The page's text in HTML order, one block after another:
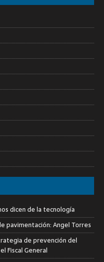
dicen de la tecnología
pavimentación: Angel Torres
de prevención del
Fiscal General